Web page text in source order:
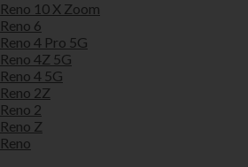
Reno 10 X Zoom
Reno 6
Reno 4 Pro 5G
Reno 4Z 5G
Reno 4 5G
Reno 2Z
Reno 2
Reno Z
Reno